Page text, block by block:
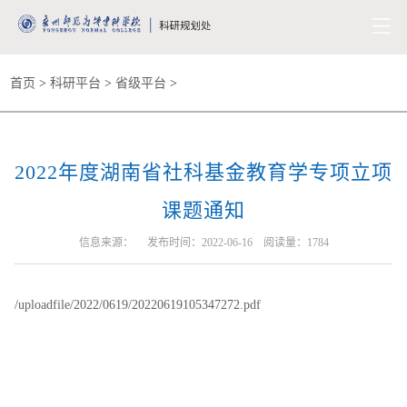
首页 >科研平台 >省级平台 >
2022年度湖南省社科基金教育学专项立项
课题通知
信息来源： 发布时间：2022-06-16 阅读量： 1784
/uploadfile/2022/0619/20220619105347272.pdf